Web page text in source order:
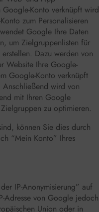
Konto verknüpft wird
zum Personalisieren
Google Ihre Daten
um Zielgruppenlisten für
Dazu werden von
Website Ihre Google-
Google-Konto verknüpft
Anschließend wird von
mit Ihren Google
zu optimieren.
können Sie dies durch
“Mein Konto” Ihres
IP-Anonymisierung” auf
Adresse von Google jedoch
Union oder in